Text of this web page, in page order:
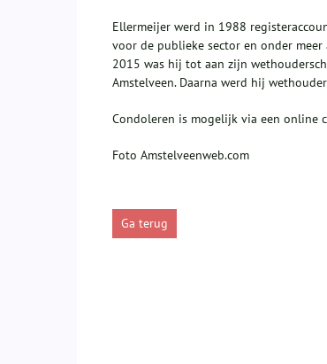
Ellermeijer werd in 1988
voor de publieke sector en onder
2015 was hij tot aan zijn
Amstelveen. Daarna werd hij
Condoleren is mogelijk via een online
Foto Amstelveenweb.com
Ga terug